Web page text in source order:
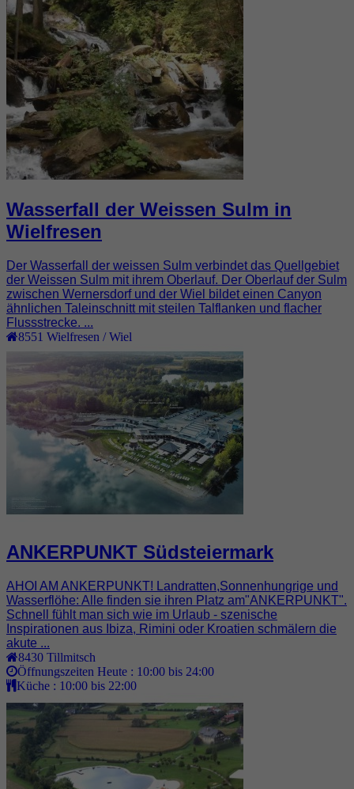
Wasserfall der Weissen Sulm in
Wielfresen
Der Wasserfall der weissen Sulm verbindet das Quellgebiet
der Weissen Sulm mit ihrem Oberlauf. Der Oberlauf der Sulm
zwischen Wernersdorf und der Wiel bildet einen Canyon
ähnlichen Taleinschnitt mit steilen Talflanken und flacher
Flussstrecke. ...
8551 Wielfresen / Wiel
ANKERPUNKT Südsteiermark
AHOI AM ANKERPUNKT! Landratten,Sonnenhungrige und
Wasserflöhe: Alle finden sie ihren Platz am"ANKERPUNKT".
Schnell fühlt man sich wie im Urlaub - szenische
Inspirationen aus Ibiza, Rimini oder Kroatien schmälern die
akute ...
8430 Tillmitsch
Öffnungszeiten Heute : 10:00 bis 24:00
Küche : 10:00 bis 22:00